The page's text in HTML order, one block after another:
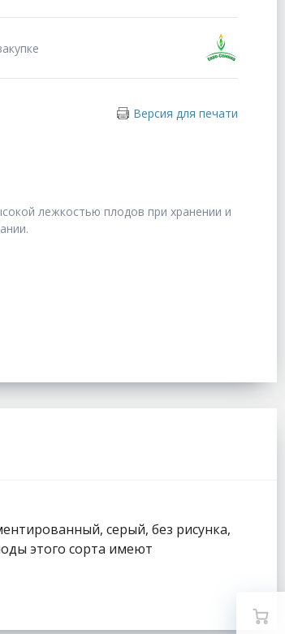
Версия для печати
лежкостью плодов при хранении и
серый, без рисунка,
этого сорта имеют